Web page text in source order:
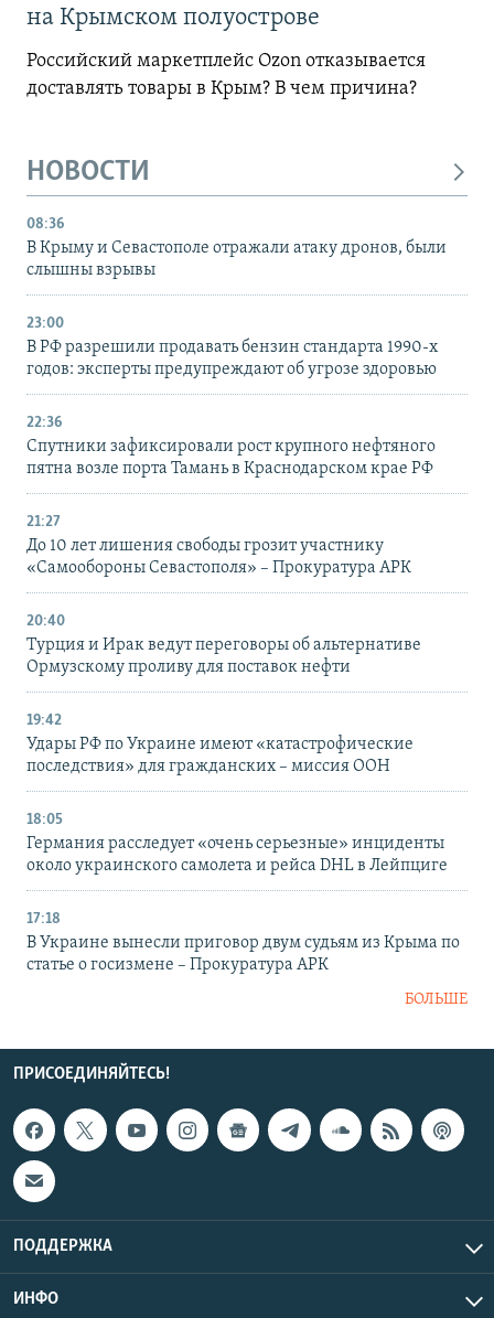
на Крымском полуострове
Российский маркетплейс Ozon отказывается
доставлять товары в Крым? В чем причина?
НОВОСТИ
08:36
В Крыму и Севастополе отражали атаку дронов, были
слышны взрывы
23:00
В РФ разрешили продавать бензин стандарта 1990-х
годов: эксперты предупреждают об угрозе здоровью
22:36
Спутники зафиксировали рост крупного нефтяного
пятна возле порта Тамань в Краснодарском крае РФ
21:27
До 10 лет лишения свободы грозит участнику
«Самообороны Севастополя» – Прокуратура АРК
20:40
Турция и Ирак ведут переговоры об альтернативе
Ормузскому проливу для поставок нефти
19:42
Удары РФ по Украине имеют «катастрофические
последствия» для гражданских – миссия ООН
18:05
Германия расследует «очень серьезные» инциденты
около украинского самолета и рейса DHL в Лейпциге
17:18
В Украине вынесли приговор двум судьям из Крыма по
статье о госизмене – Прокуратура АРК
БОЛЬШЕ
ПРИСОЕДИНЯЙТЕСЬ!
ПОДДЕРЖКА
ИНФО